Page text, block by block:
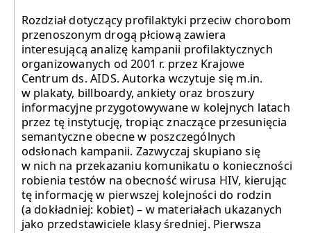
Rozdział dotyczący profilaktyki przeciw chorobom
przenoszonym drogą płciową zawiera
interesującą analizę kampanii profilaktycznych
organizowanych od 2001 r. przez Krajowe
Centrum ds. AIDS. Autorka wczytuje się m.in.
w plakaty, billboardy, ankiety oraz broszury
informacyjne przygotowywane w kolejnych latach
przez tę instytucję, tropiąc znaczące przesunięcia
semantyczne obecne w poszczególnych
odsłonach kampanii. Zazwyczaj skupiano się
w nich na przekazaniu komunikatu o konieczności
robienia testów na obecność wirusa HIV, kierując
tę informację w pierwszej kolejności do rodzin
(a dokładniej: kobiet) – w materiałach ukazanych
jako przedstawiciele klasy średniej. Pierwsza